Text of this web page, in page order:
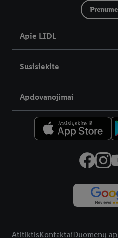
Apie LIDL
Susisiekite
Apdovanojimai
AtitiktisKontaktaiDuomenų